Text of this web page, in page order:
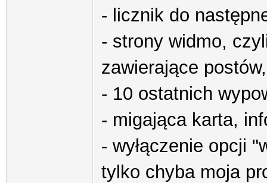
- licznik do
- strony widmo,
zawierające postów,
- 10 ostatnich
- migająca karta,
- wyłączenie opcji
tylko chyba moja